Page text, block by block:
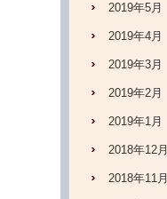
2019年5月
2019年4月
2019年3月
2019年2月
2019年1月
2018年12月
2018年11月